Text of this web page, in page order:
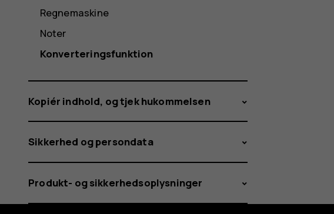
Regnemaskine
Noter
Konverteringsfunktion
Kopiér indhold, og tjek hukommelsen
Sikkerhed og persondata
Produkt- og sikkerhedsoplysninger